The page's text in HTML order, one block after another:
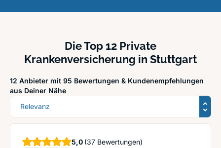
Die Top 12 Private
Krankenversicherung in Stuttgart
12 Anbieter mit 95 Bewertungen & Kundenempfehlungen
aus Deiner Nähe
Sortierung
5,0 Sterne
(37 Bewertungen)